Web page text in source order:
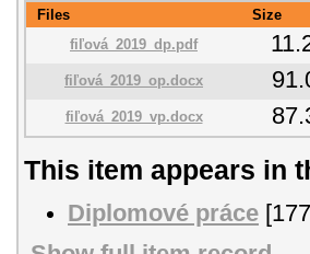
Files Size
fiľová_2019_dp.pdf
fiľová_2019_op.docx
fiľová_2019_vp.docx
This item appears in
Diplomové práce